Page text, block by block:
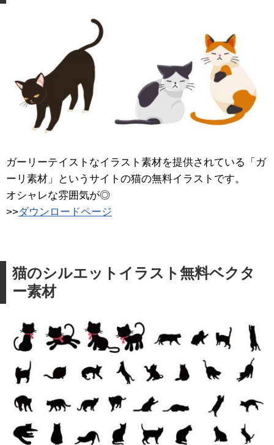
ガーリーテイストなイラスト素材を提供されている「ガ
ーリ素材」というサイトの猫の無料イラストです。
オシャレな雰囲気が◎
>>ダウンロードページ
猫のシルエットイラスト無料ベクタ
ー素材